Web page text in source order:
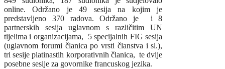
online. Održano je 49 sesija na kojim je
predstavljeno 370 radova. Održano je i 8
partnerskih sesija uglavnom s različitim UN
tijelima i organizacijama, 5 specijalnih FIG sesija
(uglavnom forumi članica po vrsti članstva i sl.),
tri sesije platinastih korporativnih članica, te dvije
posebne sesije za govornike francuskog jezika.